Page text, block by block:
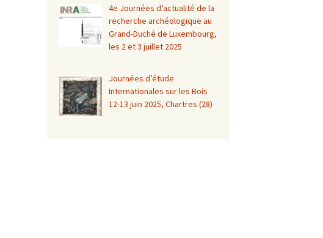
4e Journées d’actualité de la
recherche archéologique au
Grand-Duché de Luxembourg,
les 2 et 3 juillet 2025
Journées d’étude
Internationales sur les Bois
12-13 juin 2025, Chartres (28)